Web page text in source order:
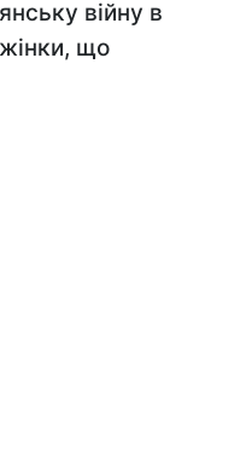
війну в
що